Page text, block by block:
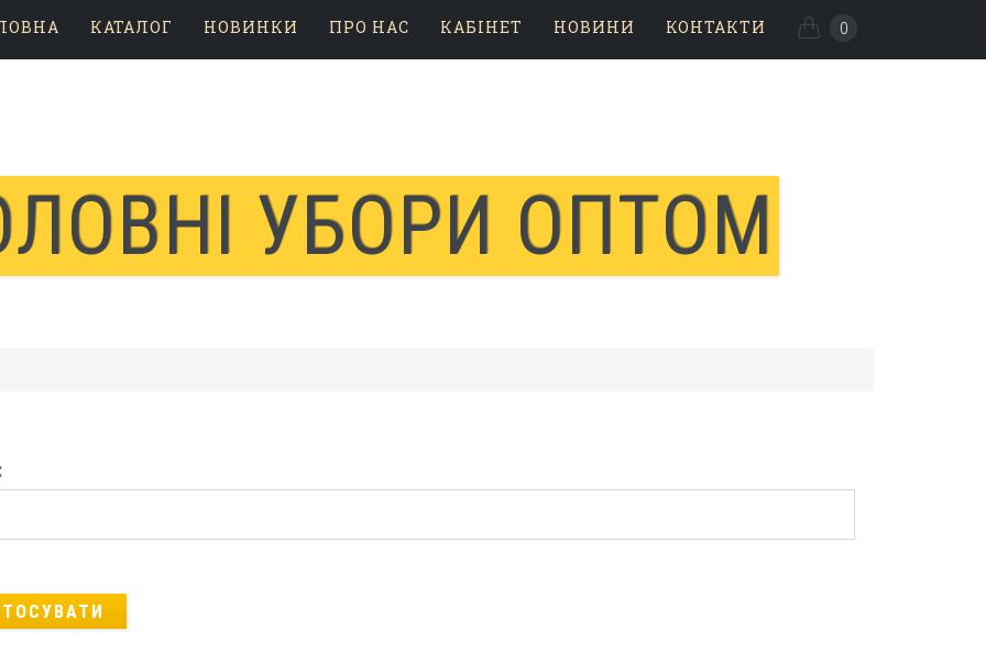
КАТАЛОГ НОВИНКИ ПРО НАС КАБІНЕТ НОВИНИ КОНТАКТИ 0
УБОРИ ОПТОМ